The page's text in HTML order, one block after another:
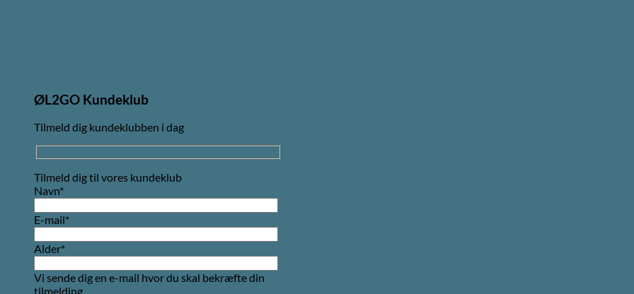
ØL2GO Kundeklub
Tilmeld dig kundeklubben i dag
Tilmeld dig til vores kundeklub
Navn*
E-mail*
Alder*
Vi sende dig en e-mail hvor du skal bekræfte din
tilmelding